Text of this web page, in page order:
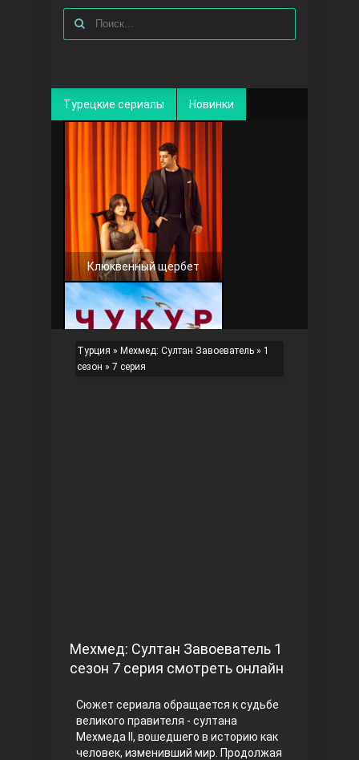
Турецкие сериалы Новинки
Клюквенный щербет
Правосyдие
Турция » Мехмед: Султан Завоеватель » 1
сезон » 7 серия
Мехмед: Султан Завоеватель 1
сезон 7 серия смотреть онлайн
Сюжет сериала обращается к судьбе
великого правителя - султана
Мехмеда II, вошедшего в историю как
человек, изменивший мир. Продолжая